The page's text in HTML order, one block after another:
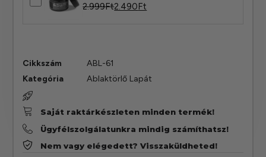
2.999Ft2.490Ft
Cikkszám
ABL-61
Kategória
Ablaktörlő Lapát
Saját raktárkészleten minden termék!
Ügyfélszolgálatunkra mindig számíthatsz!
Nem vagy elégedett? Visszaküldheted!